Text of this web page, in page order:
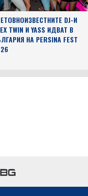
DJ-И
TWIN И YASS ИДВАТ В
НА PERSINA FEST